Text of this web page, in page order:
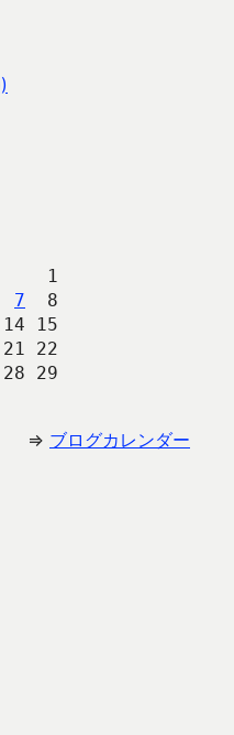
1
7
  8
15
22
29
⇒ ブログカレンダー